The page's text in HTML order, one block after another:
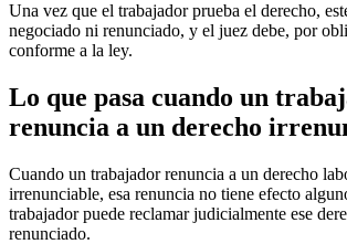
Una vez que el trabajador prueba el derecho,
negociado ni renunciado, y el juez debe, por
conforme a la ley.
Lo que pasa cuando un
renuncia a un derecho
Cuando un trabajador renuncia a un derecho
irrenunciable, esa renuncia no tiene efecto
trabajador puede reclamar judicialmente ese
renunciado.